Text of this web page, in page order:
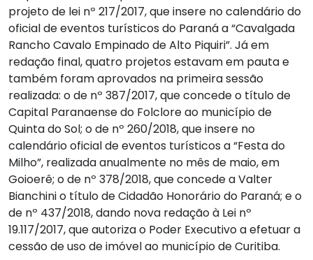
projeto de lei nº 217/2017, que insere no calendário do
oficial de eventos turísticos do Paraná a “Cavalgada
Rancho Cavalo Empinado de Alto Piquiri”. Já em
redação final, quatro projetos estavam em pauta e
também foram aprovados na primeira sessão
realizada: o de nº 387/2017, que concede o título de
Capital Paranaense do Folclore ao município de
Quinta do Sol; o de nº 260/2018, que insere no
calendário oficial de eventos turísticos a “Festa do
Milho”, realizada anualmente no mês de maio, em
Goioerê; o de nº 378/2018, que concede a Valter
Bianchini o título de Cidadão Honorário do Paraná; e o
de nº 437/2018, dando nova redação à Lei nº
19.117/2017, que autoriza o Poder Executivo a efetuar a
cessão de uso de imóvel ao município de Curitiba.